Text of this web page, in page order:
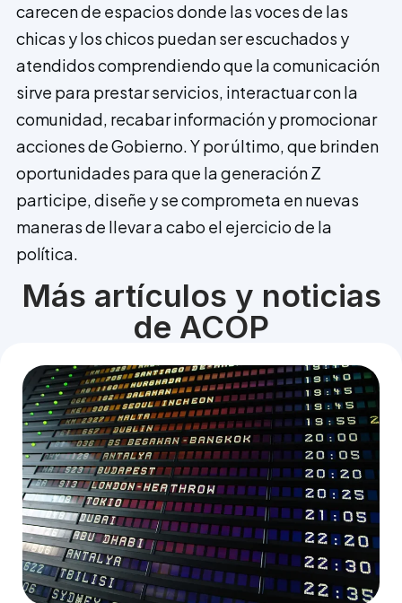
carecen de espacios donde las voces de las
chicas y los chicos puedan ser escuchados y
atendidos comprendiendo que la comunicación
sirve para prestar servicios, interactuar con la
comunidad, recabar información y promocionar
acciones de Gobierno. Y por último, que brinden
oportunidades para que la generación Z
participe, diseñe y se comprometa en nuevas
maneras de llevar a cabo el ejercicio de la
política.
Más artículos y noticias
de ACOP